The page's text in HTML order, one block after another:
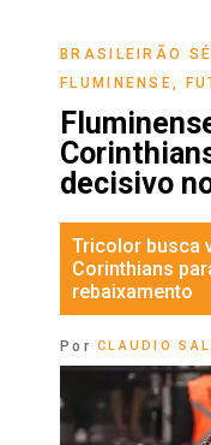
BRASILEIRÃO
FLUMINENSE
decisivo
Tricolor busca
Corinthians
rebaixamento
Por CLAUDIO